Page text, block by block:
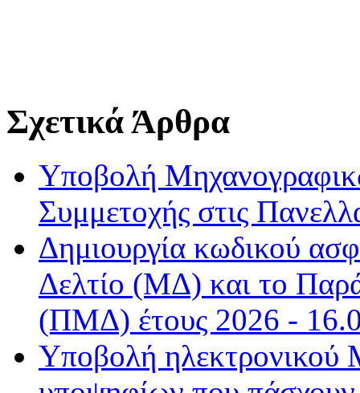
Σχετικά Άρθρα
Υποβολή
Συμμετοχής στις
Δημιουργία κωδικού
Δελτίο (ΜΔ) και το
(ΠΜΔ) έτους 2026 -
Υποβολή ηλεκτρονικού